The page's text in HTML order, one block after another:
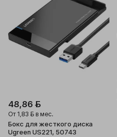
48,86 ƃ
От 1,83 ƃ в мес.
Бокс для жесткого диска
Ugreen US221, 50743